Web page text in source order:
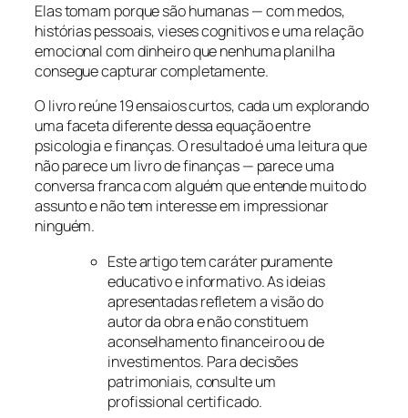
Elas tomam porque são humanas — com medos,
histórias pessoais, vieses cognitivos e uma relação
emocional com dinheiro que nenhuma planilha
consegue capturar completamente.
O livro reúne 19 ensaios curtos, cada um explorando
uma faceta diferente dessa equação entre
psicologia e finanças. O resultado é uma leitura que
não parece um livro de finanças — parece uma
conversa franca com alguém que entende muito do
assunto e não tem interesse em impressionar
ninguém.
Este artigo tem caráter puramente
educativo e informativo. As ideias
apresentadas refletem a visão do
autor da obra e não constituem
aconselhamento financeiro ou de
investimentos. Para decisões
patrimoniais, consulte um
profissional certificado.